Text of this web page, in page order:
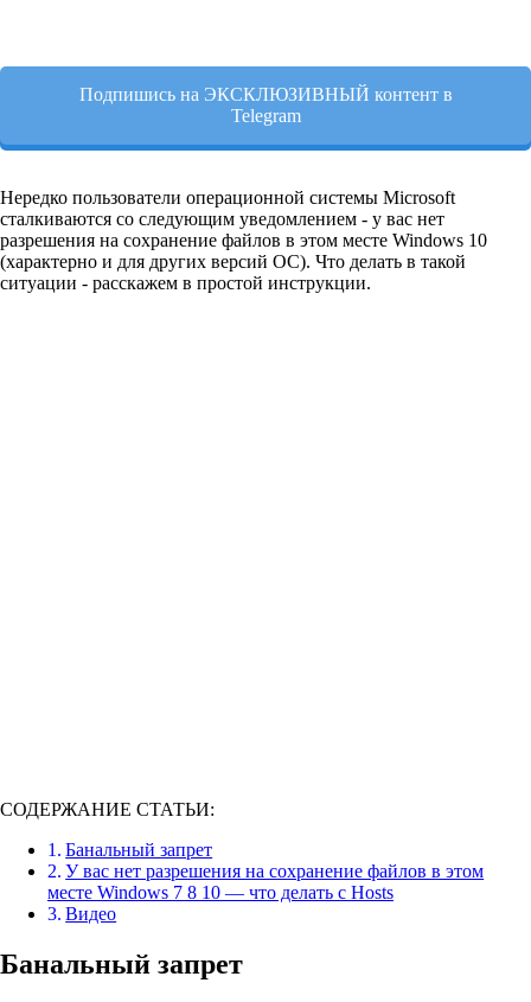
Подпишись на ЭКСКЛЮЗИВНЫЙ контент в
Telegram
Нередко пользователи операционной системы Microsoft
сталкиваются со следующим уведомлением - у вас нет
разрешения на сохранение файлов в этом месте Windows 10
(характерно и для других версий ОС). Что делать в такой
ситуации - расскажем в простой инструкции.
СОДЕРЖАНИЕ СТАТЬИ:
Банальный запрет
У вас нет разрешения на сохранение файлов в этом
месте Windows 7 8 10 — что делать с Hosts
Видео
Банальный запрет